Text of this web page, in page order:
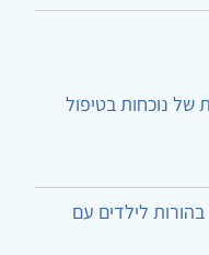
של נוכחות בטיפול
לילדים עם